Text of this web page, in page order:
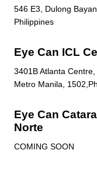
546 E3, Dulong
Philippines
Eye Can ICL
3401B Atlanta
Metro Manila,
Eye Can
Norte
COMING SOON